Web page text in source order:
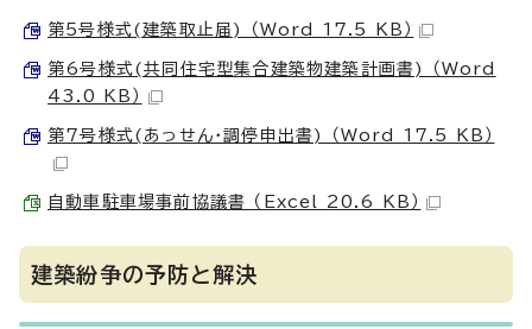
第5号様式(建築取止届) （Word 17.5 KB）
第6号様式(共同住宅型集合建築物建築計画書) （Word
43.0 KB）
第7号様式(あっせん・調停申出書) （Word 17.5 KB）
自動車駐車場事前協議書 （Excel 20.6 KB）
建築紛争の予防と解決